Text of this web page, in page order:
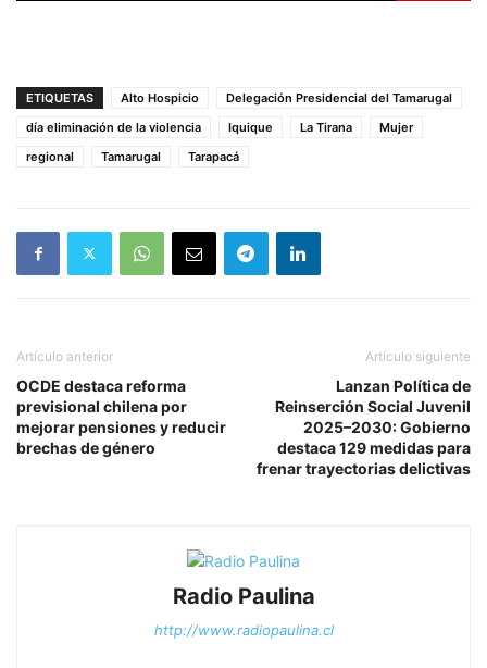
ETIQUETAS Alto Hospicio
Delegación Presidencial del Tamarugal
día eliminación de la violencia
Iquique La Tirana
Mujer
regional
Tamarugal Tarapacá
Artículo anterior
OCDE destaca reforma
previsional chilena por
mejorar pensiones y reducir
brechas de género
Artículo siguiente
Lanzan Política de
Reinserción Social Juvenil
2025–2030: Gobierno
destaca 129 medidas para
frenar trayectorias delictivas
Radio Paulina
http://www.radiopaulina.cl